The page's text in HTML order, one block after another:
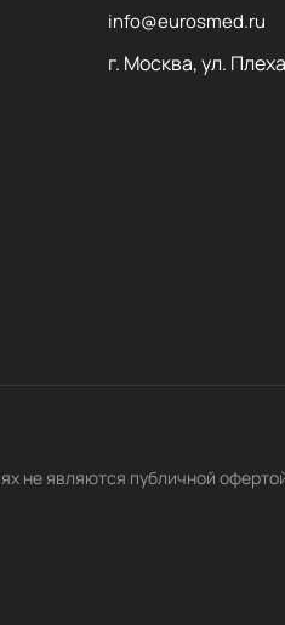
info@eurosmed.ru
г. Москва, ул.
не являются публичной